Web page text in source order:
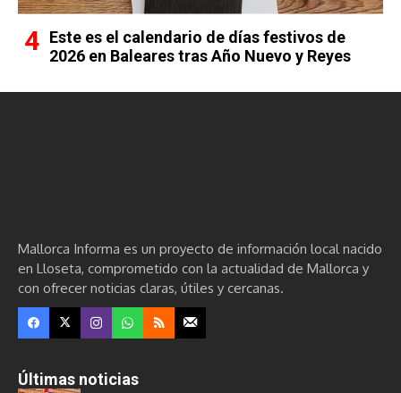
Este es el calendario de días festivos de
2026 en Baleares tras Año Nuevo y Reyes
Mallorca Informa es un proyecto de información local nacido
en Lloseta, comprometido con la actualidad de Mallorca y
con ofrecer noticias claras, útiles y cercanas.
Últimas noticias